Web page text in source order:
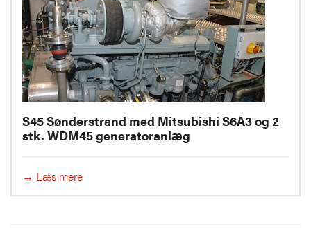
S45 Sønderstrand med Mitsubishi S6A3 og 2
stk. WDM45 generatoranlæg
→ Læs mere